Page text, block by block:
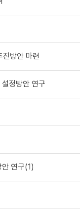
방안 마련
정방안 연구
연구(1)